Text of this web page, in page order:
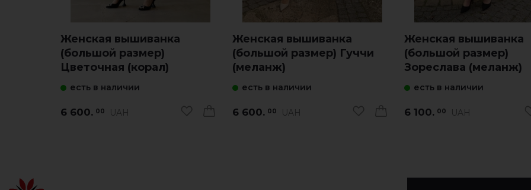
Женская вышиванка
(большой размер)
Цветочная (корал)
есть в наличии
6 600. 00 UAH
Женская вышиванка
(большой размер) Гуччи
(меланж)
есть в наличии
6 600. 00 UAH
Женская вышиванка
(большой размер)
Зореслава (меланж)
есть в наличии
6 100. 00 UAH